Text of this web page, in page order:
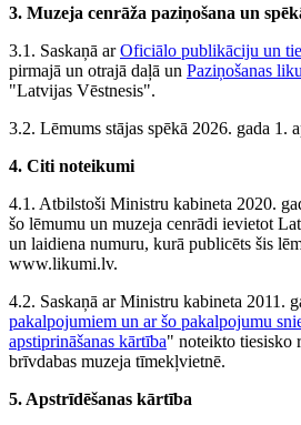
3. Muzeja cenrāža paziņošana un
3.1. Saskaņā arOficiālo publikāciju un
pirmajā un otrajā daļā un Paziņošanas
"Latvijas Vēstnesis".
3.2. Lēmums stājas spēkā 2026. gada 1.
4. Citi noteikumi
4.1. Atbilstoši Ministru kabineta 2020.
šo lēmumu un muzeja cenrādi ievietot
un laidiena numuru, kurā publicēts šis
www.likumi.lv.
4.2. Saskaņā ar Ministru kabineta 2011.
pakalpojumiem un ar šo pakalpojumu
apstiprināšanas kārtība" noteikto tiesisko
brīvdabas muzeja tīmekļvietnē.
5. Apstrīdēšanas kārtība